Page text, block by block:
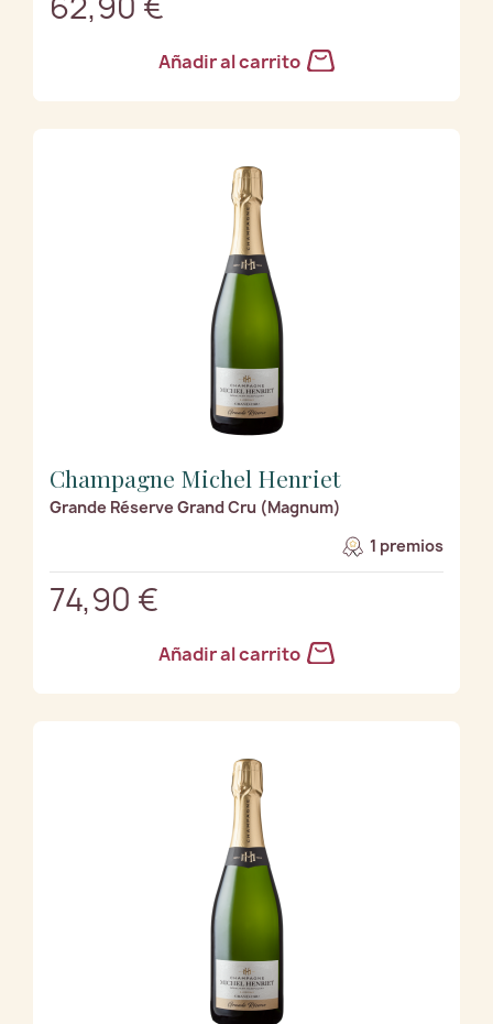
Añadir al carrito
Champagne Michel Henriet
Grande Réserve Grand Cru (Magnum)
1 premios
74,90 €
Añadir al carrito